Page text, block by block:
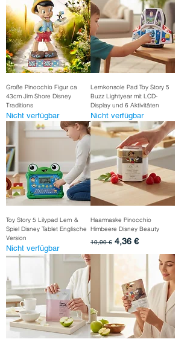
Große Pinocchio Figur ca
43cm Jim Shore Disney
Traditions
Nicht verfügbar
Lernkonsole Pad Toy Story 5
Buzz Lightyear mit LCD-
Display und 6 Aktivitäten
Nicht verfügbar
Toy Story 5 Lilypad Lern &
Spiel Disney Tablet Englische
Version
Nicht verfügbar
Haarmaske Pinocchio
Himbeere Disney Beauty
Standardpreis
10,90 € Sale-Preis
4,36 €